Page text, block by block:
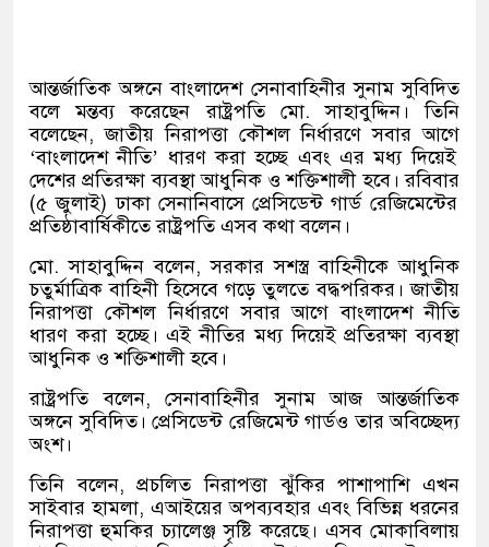
আন্তর্জাতিক অঙ্গনে বাংলাদেশ সেনাবাহিনীর সুনাম সুবিদিত
বলে মন্তব্য করেছেন রাষ্ট্রপতি মো.সাহাবুদ্দিন। তিনি
বলেছেন,জাতীয় নিরাপত্তা কৌশল নির্ধারণে সবার আগে
‘বাংলাদেশ নীতি’ ধারণ করা হচ্ছে এবং এর মধ্য দিয়েই
দেশের প্রতিরক্ষা ব্যবস্থা আধুনিক ও শক্তিশালী হবে। রবিবার
(৫ জুলাই)ঢাকা সেনানিবাসে প্রেসিডেন্ট গার্ড রেজিমেন্টের
প্রতিষ্ঠাবার্ষিকীতে রাষ্ট্রপতি এসব কথা বলেন।
মো.সাহাবুদ্দিন বলেন,সরকার সশস্ত্র বাহিনীকে আধুনিক
চতুর্মাত্রিক বাহিনী হিসেবে গড়ে তুলতে বদ্ধপরিকর। জাতীয়
নিরাপত্তা কৌশল নির্ধারণে সবার আগে বাংলাদেশ নীতি
ধারণ করা হচ্ছে। এই নীতির মধ্য দিয়েই প্রতিরক্ষা ব্যবস্থা
আধুনিক ও শক্তিশালী হবে।
রাষ্ট্রপতি বলেন,সেনাবাহিনীর সুনাম আজ আন্তর্জাতিক
অঙ্গনে সুবিদিত। প্রেসিডেন্ট রেজিমেন্ট গার্ডও তার অবিচ্ছেদ্য
অংশ।
তিনি বলেন,প্রচলিত নিরাপত্তা ঝুঁকির পাশাপাশি এখন
সাইবার হামলা, এআইয়ের অপব্যবহার এবং বিভিন্ন ধরনের
নিরাপত্তা হুমকির চ্যালেঞ্জ সৃষ্টি করেছে। এসব মোকাবিলায়